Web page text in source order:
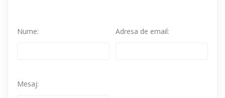
Nume: Adresa de email:
Mesaj: